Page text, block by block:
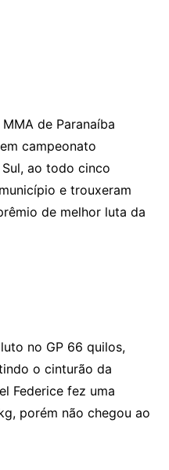
de Paranaíba
campeonato
ao todo cinco
e trouxeram
de melhor luta da
no GP 66 quilos,
o cinturão da
Federice fez uma
porém não chegou ao